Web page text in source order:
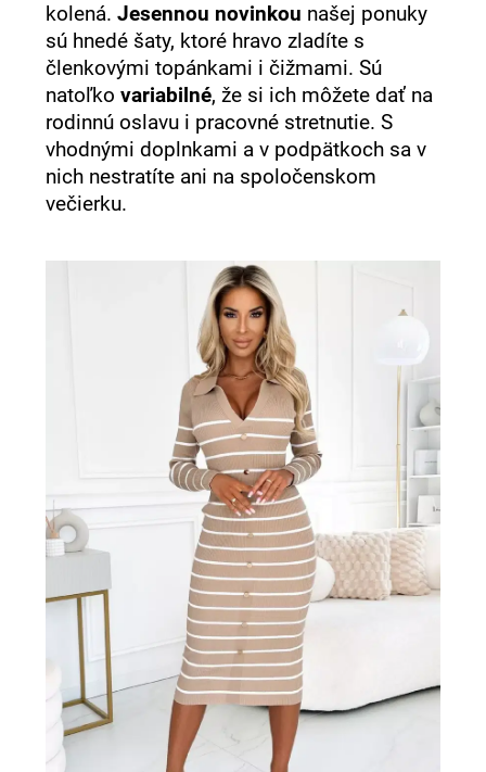
kolená.Jesennou novinkou našej ponuky
sú hnedé šaty, ktoré hravo zladíte s
členkovými topánkami i čižmami. Sú
natoľkovariabilné, že si ich môžete dať na
rodinnú oslavu i pracovné stretnutie. S
vhodnými doplnkami a v podpätkoch sa v
nich nestratíte ani na spoločenskom
večierku.